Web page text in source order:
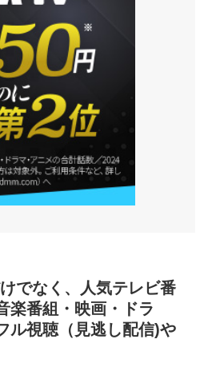
でなく、人気テレビ番
楽番組・映画・ドラ
ル視聴（見逃し配信)や